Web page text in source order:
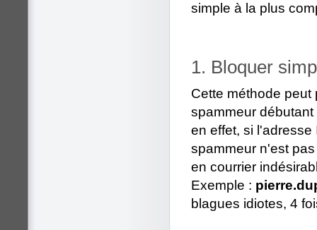
simple à la plus
1. Bloquer
Cette méthode peut
spammeur débutant
en effet, si
spammeur n'est
en courrier
Exemple :
blagues idiotes, 4